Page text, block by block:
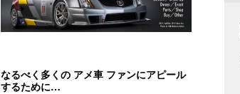
なるべく多くの アメ車 ファンにアピール
するために…